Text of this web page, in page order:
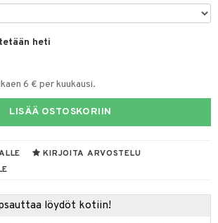
heti
6 € per kuukausi.
LISÄÄ OSTOSKORIIN
KIRJOITA ARVOSTELU
löydöt kotiin!